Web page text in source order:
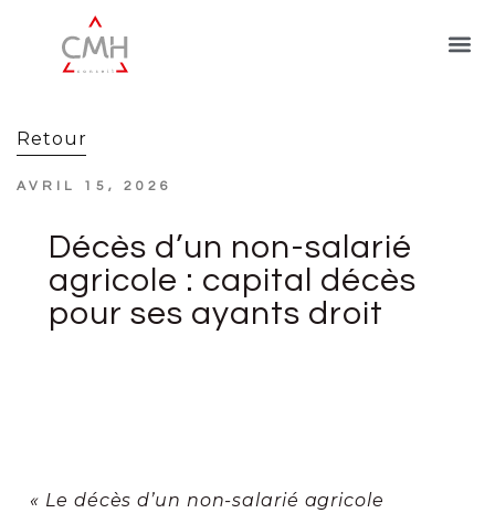
Retour
AVRIL 15, 2026
Décès d’un non-salarié
agricole : capital décès
pour ses ayants droit
« Le décès d’un non-salarié agricole